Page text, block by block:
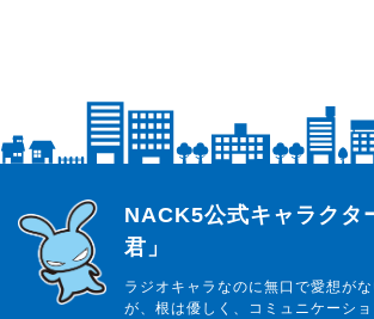
らじっと君
NACK5公式キャラクタ
君」
ラジオキャラなのに無口で愛想が
が、根は優しく、コミュニケーショ